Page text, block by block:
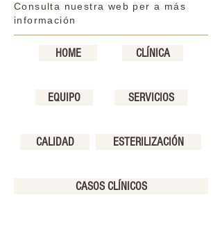
Consulta nuestra web per a más
información
HOME CLÍNICA
EQUIPO
CALIDAD
SERVICIOS
ESTERILIZACIÓN
CASOS CLÍNICOS